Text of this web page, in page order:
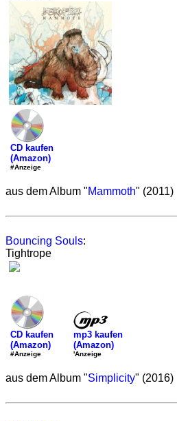
CD kaufen
(Amazon)
#Anzeige
aus dem Album "Mammoth" (2011)
Bouncing Souls:
Tightrope
CD kaufen
(Amazon)
#Anzeige
mp3 kaufen
(Amazon)
'Anzeige
aus dem Album "Simplicity" (2016)